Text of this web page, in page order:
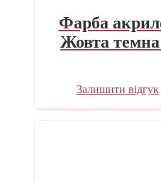
Фарба
Жовта темна
Залишити відгук